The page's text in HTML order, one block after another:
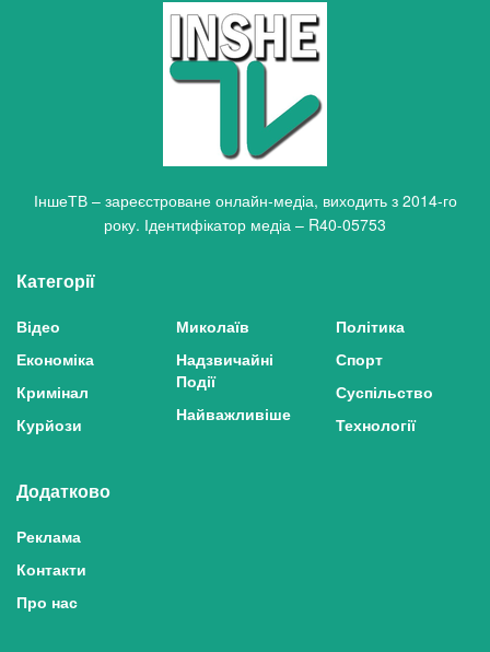
ІншеТВ – зареєстроване онлайн-медіа, виходить з 2014-го
року. Ідентифікатор медіа – R40-05753
Категорії
Відео
Економіка
Кримінал
Курйози
Миколаїв
Надзвичайні
Події
Найважливіше
Політика
Спорт
Суспільство
Технології
Додатково
Реклама
Контакти
Про нас